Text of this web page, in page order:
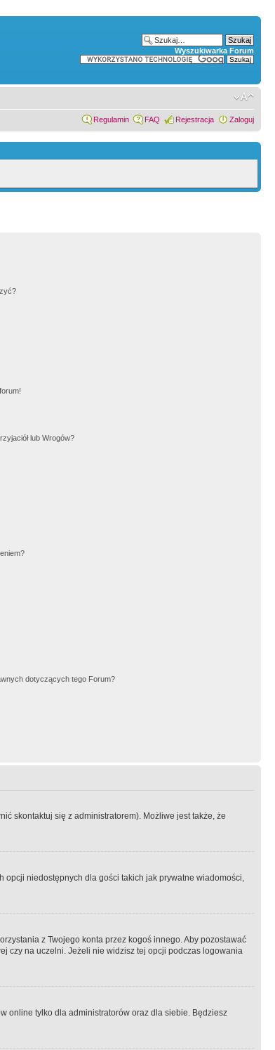
Wyszukiwarka Forum
Regulamin FAQ Rejestracja Zaloguj
lub Wrogów?
dotyczących tego Forum?
skontaktuj się z administratorem). Możliwe jest także, że
opcji niedostępnych dla gości takich jak prywatne wiadomości,
z Twojego konta przez kogoś innego. Aby pozostawać
czy na uczelni. Jeżeli nie widzisz tej opcji podczas logowania
online tylko dla administratorów oraz dla siebie. Będziesz